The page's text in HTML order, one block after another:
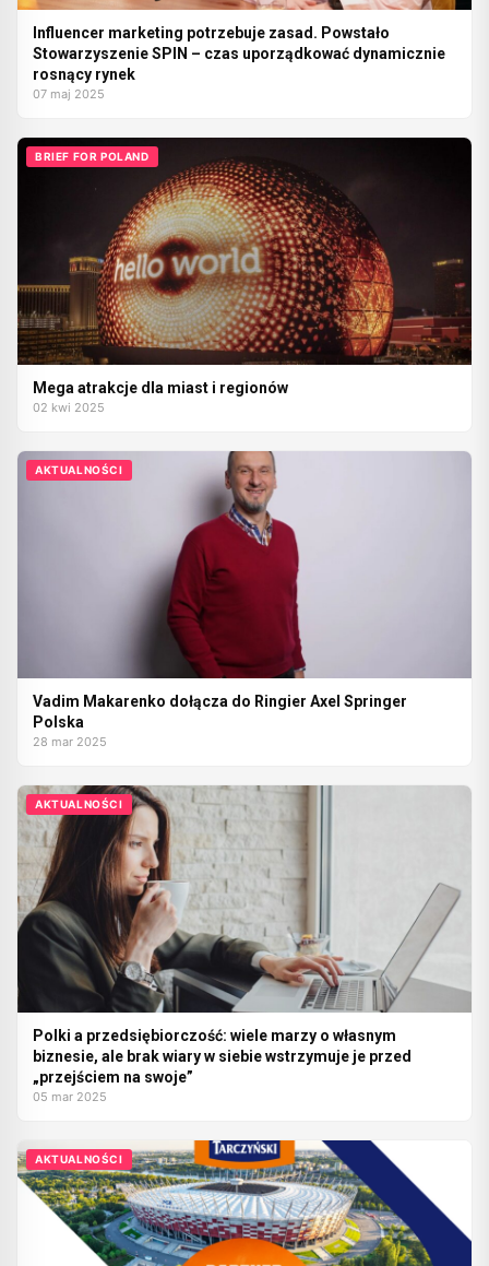
Influencer marketing potrzebuje zasad. Powstało
Stowarzyszenie SPIN – czas uporządkować dynamicznie
rosnący rynek
07 maj 2025
BRIEF FOR POLAND
Mega atrakcje dla miast i regionów
02 kwi 2025
AKTUALNOŚCI
Vadim Makarenko dołącza do Ringier Axel Springer
Polska
28 mar 2025
AKTUALNOŚCI
Polki a przedsiębiorczość: wiele marzy o własnym
biznesie, ale brak wiary w siebie wstrzymuje je przed
„przejściem na swoje”
05 mar 2025
AKTUALNOŚCI